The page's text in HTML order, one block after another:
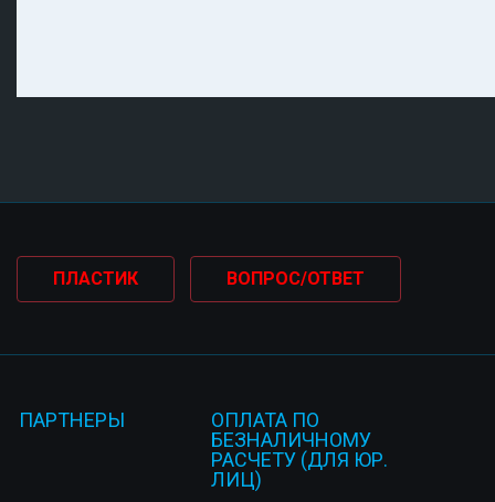
ПЛАСТИК ВОПРОС/ОТВЕТ
ПАРТНЕРЫ
ОПЛАТА ПО
БЕЗНАЛИЧНОМУ
РАСЧЕТУ (ДЛЯ ЮР.
ЛИЦ)